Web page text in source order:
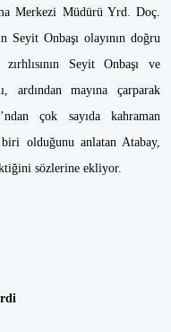
Merkezi Müdürü Yrd. Doç.
Seyit Onbaşı olayının doğru
Seyit Onbaşı ve
ardından mayına çarparak
çok sayıda kahraman
biri olduğunu anlatan Atabay,
sözlerine ekliyor.